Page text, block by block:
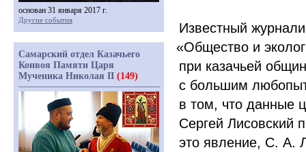
Известный
«Общество и
при казачьей
с большим
в том, что данные
Сергей Лисовский
это явление, С. А.
основан 31 января 2017 г.
Другие события
Самарский отдел Казачьего
Конвоя Памяти Царя
Мученика Николая II (149)